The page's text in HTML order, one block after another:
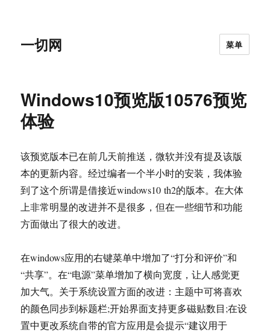
一切网 菜单
Windows10预览版10576预览
体验
该预览版本已在前几天前推送，微软并没有提及该版
本的更新内容。经过编者一个半小时的安装，我体验
到了这个所谓是借接近windows10 th2的版本。在大体
上非常明显的改进并不是很多，但在一些细节和功能
方面做出了很大的改进。
在windows应用的右键菜单中增加了“打分和评价”和
“共享”。在“电源”菜单增加了横向宽度，让人感觉更
加大气。关于系统设置方面的改进：主题中可将喜欢
的颜色同步到标题栏;开始界面支持更多磁贴数目;在设
置中更改系统自带的官方应用是会提示“建议用于